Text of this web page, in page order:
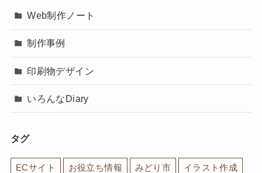
Web制作ノート
制作事例
印刷物デザイン
いろんなDiary
タグ
ECサイト お役立ち情報 みどり市 イラスト作成